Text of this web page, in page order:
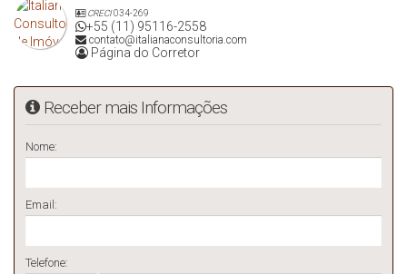
CRECI034-269
+55 (11) 95116-2558
contato@italianaconsultoria.com
Página do Corretor
Receber mais Informações
Nome:
Email:
Telefone: